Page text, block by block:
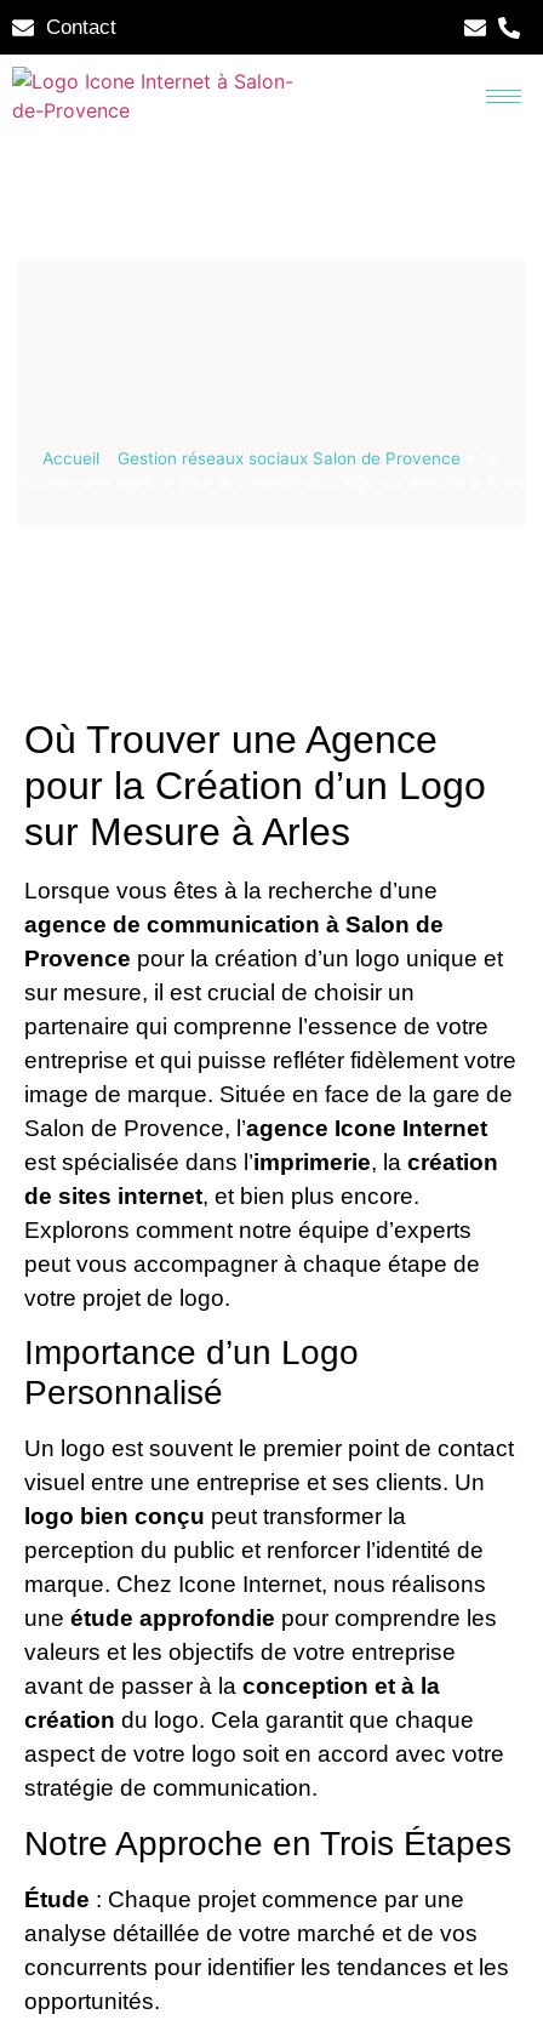
Contact
Accueil Gestion réseaux sociaux Salon de Provence
Où Trouver une Agence
pour la Création d’un Logo
sur Mesure à Arles
Lorsque vous êtes à la recherche d’une
agence de communication à Salon de
Provence pour la création d’un logo unique et
sur mesure, il est crucial de choisir un
partenaire qui comprenne l’essence de votre
entreprise et qui puisse refléter fidèlement votre
image de marque. Située en face de la gare de
Salon de Provence, l’agence Icone Internet
est spécialisée dans l’imprimerie, la création
de sites internet, et bien plus encore.
Explorons comment notre équipe d’experts
peut vous accompagner à chaque étape de
votre projet de logo.
Importance d’un Logo
Personnalisé
Un logo est souvent le premier point de contact
visuel entre une entreprise et ses clients. Un
logo bien conçu peut transformer la
perception du public et renforcer l’identité de
marque. Chez Icone Internet, nous réalisons
une étude approfondie pour comprendre les
valeurs et les objectifs de votre entreprise
avant de passer à la conception et à la
création du logo. Cela garantit que chaque
aspect de votre logo soit en accord avec votre
stratégie de communication.
Notre Approche en Trois Étapes
Étude : Chaque projet commence par une
analyse détaillée de votre marché et de vos
concurrents pour identifier les tendances et les
opportunités.